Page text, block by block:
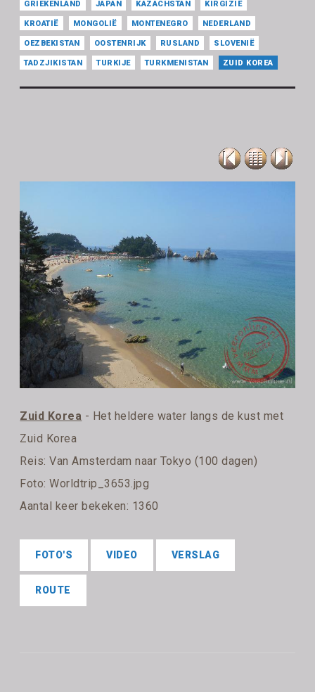
GRIEKENLAND JAPAN KAZACHSTAN KIRGIZIË
KROATIË MONGOLIË MONTENEGRO NEDERLAND
OEZBEKISTAN OOSTENRIJK RUSLAND SLOVENIË
TADZJIKISTAN TURKIJE TURKMENISTAN ZUID KOREA
Zuid Korea - Het heldere water langs de kust met
Zuid Korea
Reis:Van Amsterdam naar Tokyo (100 dagen)
Foto: Worldtrip_3653.jpg
Aantal keer bekeken: 1360
FOTO'S VIDEO VERSLAG
ROUTE